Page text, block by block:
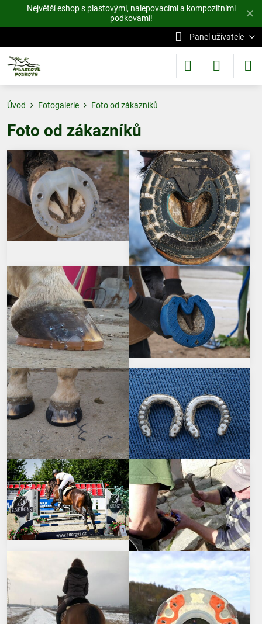
✕
Největší eshop s plastovými, nalepovacími a kompozitními
podkovami!
Panel uživatele
Úvod Fotogalerie Foto od zákazníků
Foto od zákazníků